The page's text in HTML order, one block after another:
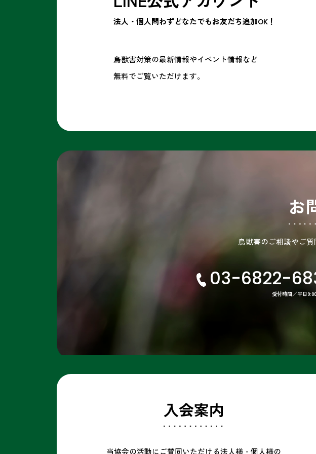
法人・個人問わずどなたでもお友だち追加OK！
鳥獣害対策の最新情報やイベント情報など
無料でご覧いただけます。
お
鳥獣害のご相談やご
03-6822-
受付時間／平日
入会案内
当協会の活動にご賛同いただける法人様・個人様の